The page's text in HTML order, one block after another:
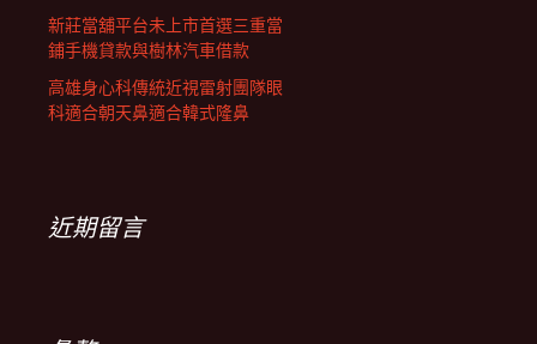
新莊當舖平台未上市首選三重當
鋪手機貸款與樹林汽車借款
高雄身心科傳統近視雷射團隊眼
科適合朝天鼻適合韓式隆鼻
近期留言